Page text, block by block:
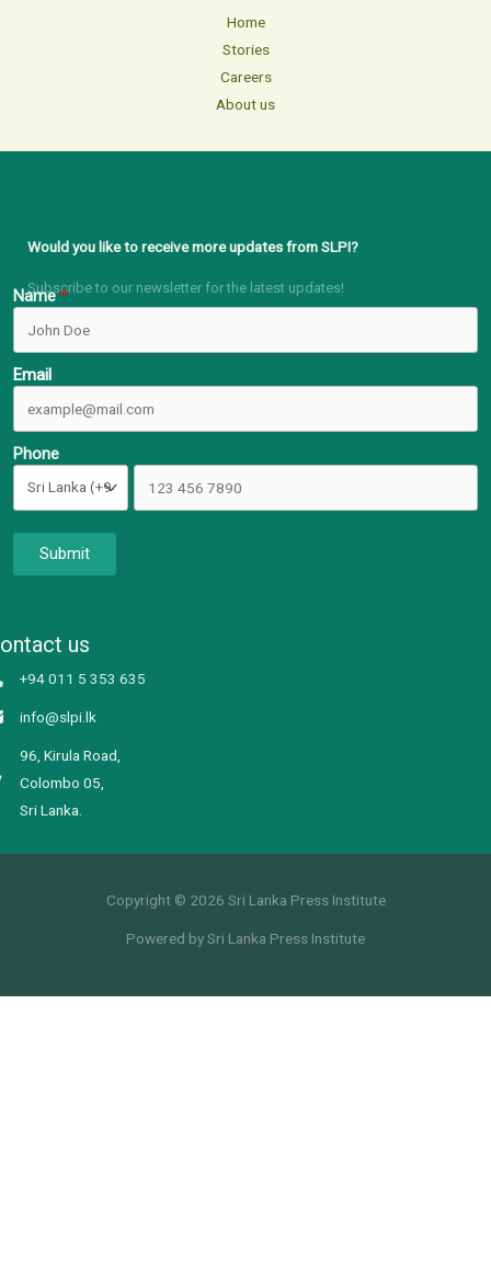
Home
Stories
Careers
About us
Would you like to receive more updates from SLPI?
Subscribe to our newsletter for the latest updates!
Name
Email
Phone
Submit
us
+94 011 5 353 635
info@slpi.lk
96, Kirula Road,
Colombo 05,
Sri Lanka.
Copyright © 2026 Sri Lanka Press Institute
Powered by Sri Lanka Press Institute